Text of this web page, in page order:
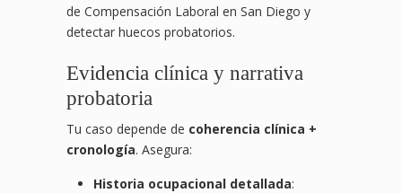
de Compensación Laboral en San Diego y
detectar huecos probatorios.
Evidencia clínica y narrativa
probatoria
Tu caso depende de coherencia clínica +
cronología. Asegura:
Historia ocupacional detallada: